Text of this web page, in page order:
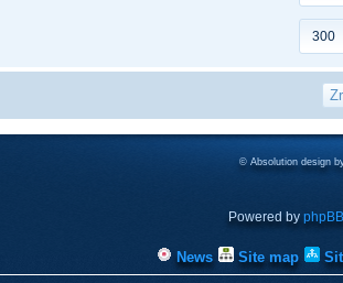
© Absolution design
Powered by phpBB
News Site map